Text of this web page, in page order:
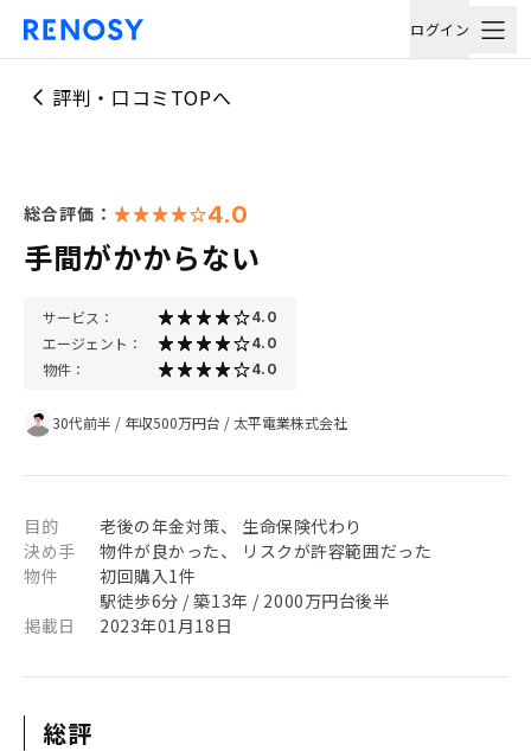
ログイン
評判・口コミTOPへ
総合評価： 4.0
手間がかからない
サービス： 4.0
エージェント： 4.0
物件： 4.0
30代前半 / 年収500万円台 / 太平電業株式会社
目的
老後の年金対策、 生命保険代わり
決め手
物件が良かった、 リスクが許容範囲だった
物件
初回購入1件
駅徒歩6分 / 築13年 / 2000万円台後半
掲載日
2023年01月18日
総評